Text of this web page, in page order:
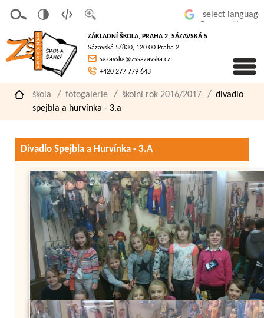
písmo
á
verze
pro
slaboz
raké
ZÁKLADNÍ ŠKOLA, PRAHA 2, SÁZAVSKÁ 5
Sázavská 5/830, 120 00 Praha 2
sazavska@zssazavska.cz
+420 277 779 643
škola fotogalerie školní rok 2016/2017
divadlo
spejbla a hurvínka - 3.a
Divadlo Spejbla a Hurvínka - 3.A